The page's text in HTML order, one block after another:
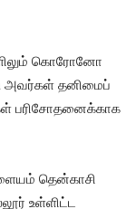
கொரோனோ
அவர்கள் தனிமைப்
பரிசோதனைக்காக
தென்காசி
உள்ளிட்ட